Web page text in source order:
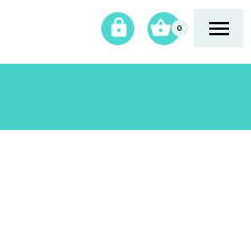

0

